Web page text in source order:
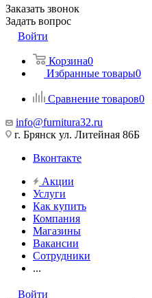
Заказать звонок
Задать вопрос
Войти
Корзина0
Избранные товары0
Сравнение товаров0
info@furnitura32.ru
г. Брянск ул. Литейная 86Б
Вконтакте
Акции
Услуги
Как купить
Компания
Магазины
Вакансии
Сотрудники
...
Войти